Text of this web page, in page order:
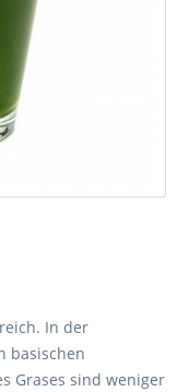
In der
basischen
Grases sind weniger